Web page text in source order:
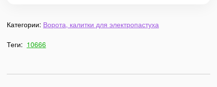
Категории: Ворота, калитки для электропастуха
Теги: 10666